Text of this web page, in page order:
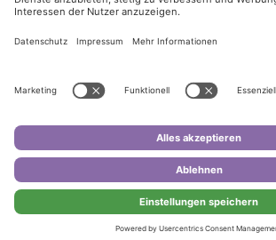
FacebookInstagram
Rechnung
SEPA
nicht anders angegeben.
© 2026 lifequell.de - Alle Rechte